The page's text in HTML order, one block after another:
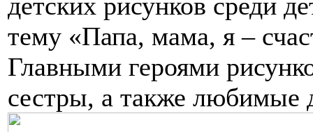
тему «Папа, мама, я –
Главными героями
сестры, а также